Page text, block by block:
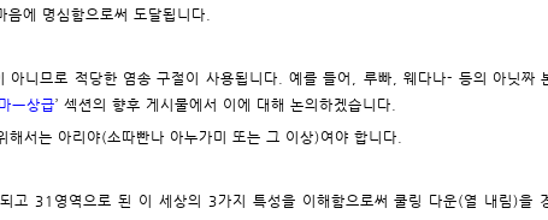
에 명심함으로써 도달됩니다.
아니므로 적당한 염송 구절이 사용됩니다. 예를 들어, 루빠, 웨다나- 등의 아닛짜
ㅡ상급’ 섹션의 향후 게시물에서 이에 대해 논의하겠습니다.
서는 아리야(소따빤나 아누가미 또는 그 이상)여야 합니다.
고 31영역으로 된 이 세상의 3가지 특성을 이해함으로써 쿨링 다운(열 내림)을